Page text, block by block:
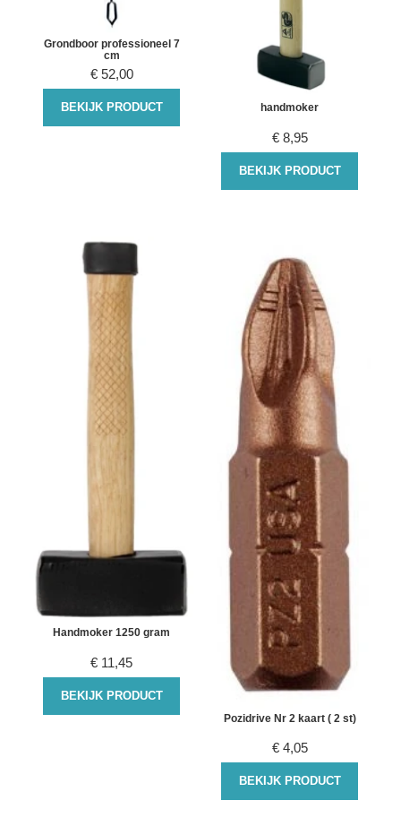
Grondboor professioneel 7
cm
€ 52,00
BEKIJK PRODUCT handmoker
€ 8,95
BEKIJK PRODUCT
Handmoker 1250 gram
€ 11,45
BEKIJK PRODUCT
Pozidrive Nr 2 kaart ( 2 st)
€ 4,05
BEKIJK PRODUCT